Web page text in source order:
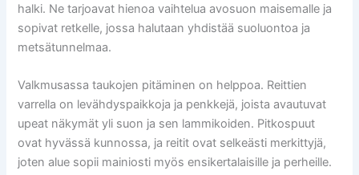
halki. Ne tarjoavat hienoa vaihtelua avosuon maisemalle ja
sopivat retkelle, jossa halutaan yhdistää suoluontoa ja
metsätunnelmaa.
Valkmusassa taukojen pitäminen on helppoa. Reittien
varrella on levähdyspaikkoja ja penkkejä, joista avautuvat
upeat näkymät yli suon ja sen lammikoiden. Pitkospuut
ovat hyvässä kunnossa, ja reitit ovat selkeästi merkittyjä,
joten alue sopii mainiosti myös ensikertalaisille ja perheille.